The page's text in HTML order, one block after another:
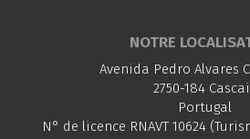
NOTRE
Avenida Pedro Alvares
2750-184
Portugal
N° de licence RNAVT 10624